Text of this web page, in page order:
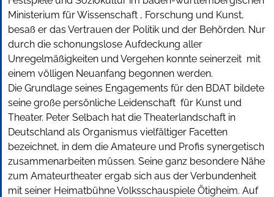
Ministerium für Wissenschaft , Forschung und Kunst,
besaß er das Vertrauen der Politik und der Behörden. Nur
durch die schonungslose Aufdeckung aller
Unregelmäßigkeiten und Vergehen konnte seinerzeit mit
einem völligen Neuanfang begonnen werden.
Die Grundlage seines Engagements für den BDAT bildete
seine große persönliche Leidenschaft für Kunst und
Theater. Peter Selbach hat die Theaterlandschaft in
Deutschland als Organismus vielfältiger Facetten
bezeichnet, in dem die Amateure und Profis synergetisch
zusammenarbeiten müssen. Seine ganz besondere Nähe
zum Amateurtheater ergab sich aus der Verbundenheit
mit seiner Heimatbühne Volksschauspiele Ötigheim. Auf